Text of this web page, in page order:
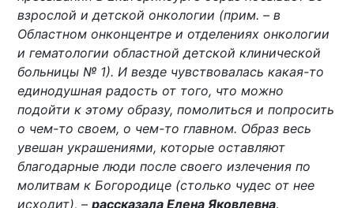
взрослой и детской онкологии (прим. – в
Областном онконцентре и отделениях онкологии
и гематологии областной детской клинической
больницы № 1). И везде чувствовалась какая-то
единодушная радость от того, что можно
подойти к этому образу, помолиться и попросить
о чем-то своем, о чем-то главном. Образ весь
увешан украшениями, которые оставляют
благодарные люди после своего излечения по
молитвам к Богородице (столько чудес от нее
исходит), –рассказала Елена Яковлевна.